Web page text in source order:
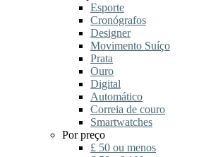
Esporte
Cronógrafos
Designer
Movimento Suíço
Prata
Ouro
Digital
Automático
Correia de couro
Smartwatches
Por preço
£ 50 ou menos